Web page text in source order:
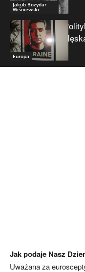
Jakub Bożydar
Wiśniewski
Europa
Jak podaje Nasz
Uważana za